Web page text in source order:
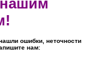
ошибки, неточности
нам: